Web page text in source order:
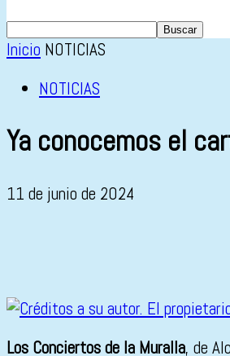
Inicio NOTICIAS
NOTICIAS
Ya conocemos el
11 de junio de 2024
Los Conciertos de la Muralla, de